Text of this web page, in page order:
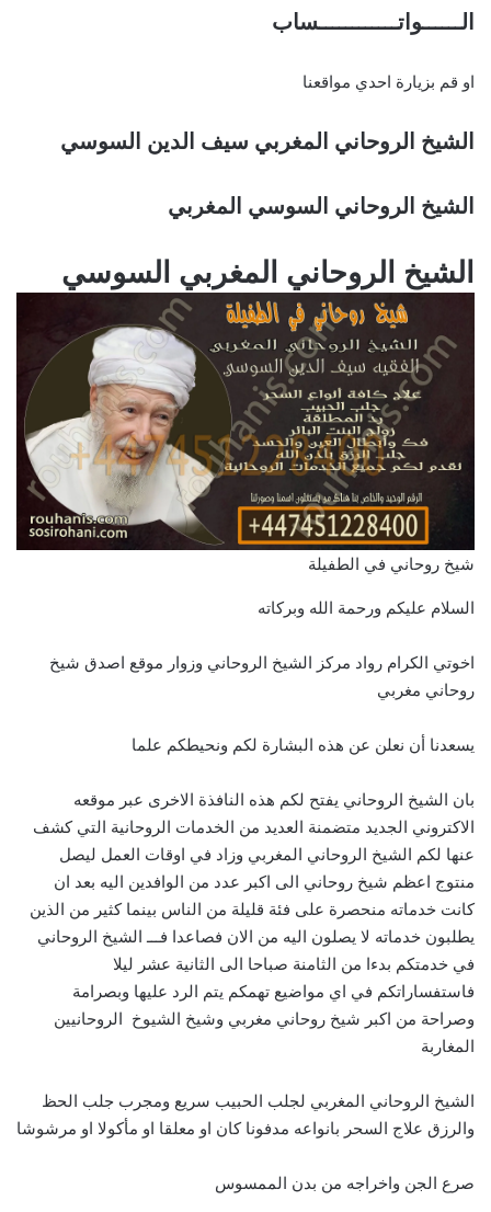
الــــــواتــــــــــــساب
او قم بزيارة احدي مواقعنا
الشيخ الروحاني المغربي سيف الدين السوسي
الشيخ الروحاني السوسي المغربي
الشيخ الروحاني المغربي السوسي
شيخ روحاني في الطفيلة
السلام عليكم ورحمة الله وبركاته
اخوتي الكرام رواد مركز الشيخ الروحاني وزوار موقع اصدق شيخ
روحاني مغربي
يسعدنا أن نعلن عن هذه البشارة لكم ونحيطكم علما
بان الشيخ الروحاني يفتح لكم هذه النافذة الاخرى عبر موقعه
الاكتروني الجديد متضمنة العديد من الخدمات الروحانية التي كشف
عنها لكم الشيخ الروحاني المغربي وزاد في اوقات العمل ليصل
منتوج اعظم شيخ روحاني الى اكبر عدد من الوافدين اليه بعد ان
كانت خدماته منحصرة على فئة قليلة من الناس بينما كثير من الذين
يطلبون خدماته لا يصلون اليه من الان فصاعدا فـــ الشيخ الروحاني
في خدمتكم بدءا من الثامنة صباحا الى الثانية عشر ليلا
فاستفساراتكم في اي مواضيع تهمكم يتم الرد عليها وبصرامة
وصراحة من اكبر شيخ روحاني مغربي وشيخ الشيوخ الروحانيين
المغاربة
الشيخ الروحاني المغربي لجلب الحبيب سريع ومجرب جلب الحظ
والرزق علاج السحر بانواعه مدفونا كان او معلقا او مأكولا او مرشوشا
صرع الجن واخراجه من بدن الممسوس